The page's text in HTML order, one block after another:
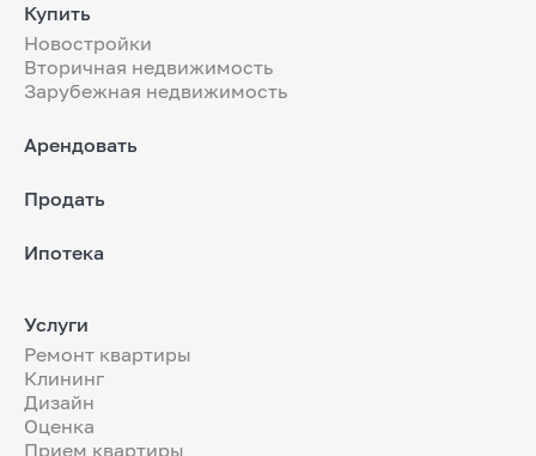
Купить
Новостройки
Вторичная недвижимость
Зарубежная недвижимость
Арендовать
Продать
Ипотека
Услуги
Ремонт квартиры
Клининг
Дизайн
Оценка
Прием квартиры